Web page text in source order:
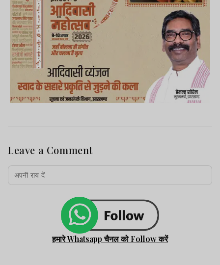
Leave a Comment
हमारे Whatsapp चैनल को Follow करें